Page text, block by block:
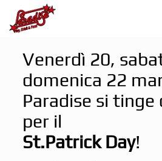
Venerdì 20,
domenica 22
Paradise si tinge
per il
St.Patrick Day!